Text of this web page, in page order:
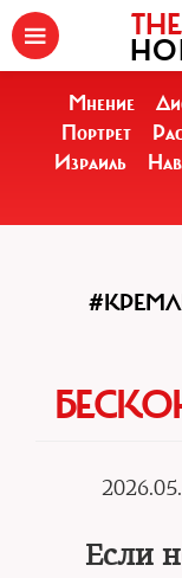
Мнение
Портрет
Израиль
Если